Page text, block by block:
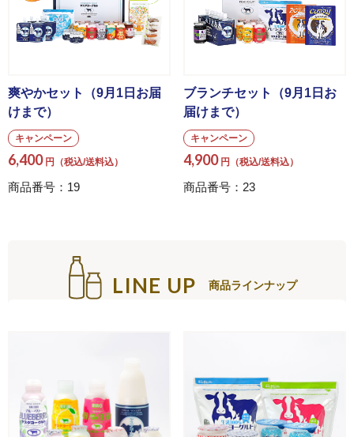
爽やかセット（9月1日お届
けまで）
キャンペーン
6,400 円（税込/送料込）
商品番号：19
ブランチセット（9月1日お
届けまで）
キャンペーン
4,900 円（税込/送料込）
商品番号：23
LINE UP 商品ラインナップ